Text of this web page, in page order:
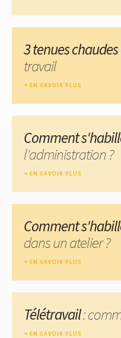
3 tenues
travail
EN SAVOIR PLUS
Comment
l'administration ?
EN SAVOIR PLUS
Comment
dans un atelier ?
EN SAVOIR PLUS
Télétravail:
EN SAVOIR PLUS